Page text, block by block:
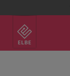
to
content